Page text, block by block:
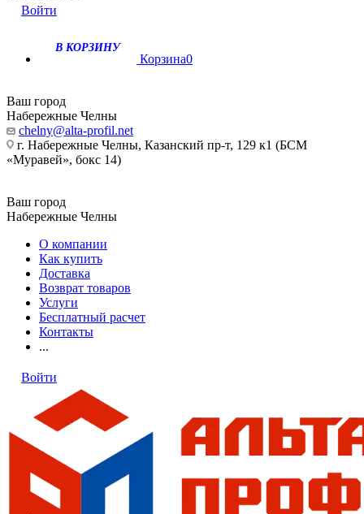
Войти
В КОРЗИНУ
Корзина0
Ваш город
Набережные Челны
chelny@alta-profil.net
г. Набережные Челны, Казанский пр-т, 129 к1 (БСМ
«Муравей», бокс 14)
Ваш город
Набережные Челны
О компании
Как купить
Доставка
Возврат товаров
Услуги
Бесплатный расчет
Контакты
...
Войти